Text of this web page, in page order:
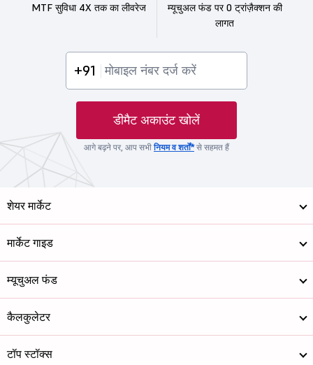
MTF सुविधा 4X तक का लीवरेज
म्यूचुअल फंड पर 0 ट्रांज़ैक्शन की
लागत
+91
डीमैट अकाउंट खोलें
आगे बढ़ने पर, आप सभीनियम व शर्तों*से सहमत हैं
शेयर मार्केट
मार्केट गाइड
म्यूचुअल फंड
कैलकुलेटर
टॉप स्टॉक्स